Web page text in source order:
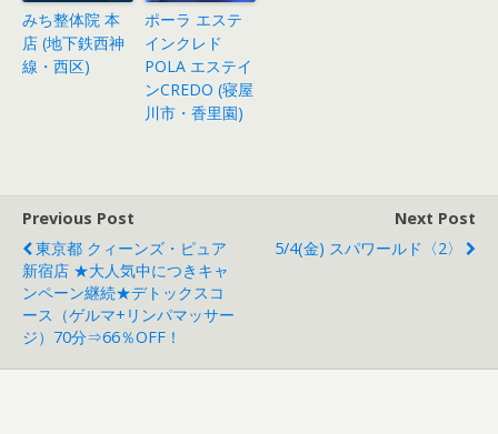
みち整体院 本
店 (地下鉄西神
線・西区)
ポーラ エステ
インクレド
POLA エステイ
ンCREDO (寝屋
川市・香里園)
Previous Post
東京都 クィーンズ・ピュア
新宿店 ★大人気中につきキャ
ンペーン継続★デトックスコ
ース（ゲルマ+リンパマッサー
ジ）70分⇒66％OFF！
Next Post
5/4(金) スパワールド〈2〉